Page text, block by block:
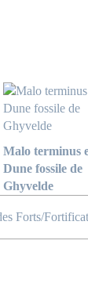
Malo terminus
Dune fossile de
Ghyvelde
Forts/